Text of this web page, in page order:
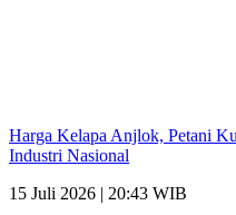
Harga Kelapa Anjlok, Petani
Industri Nasional
15 Juli 2026 | 20:43 WIB